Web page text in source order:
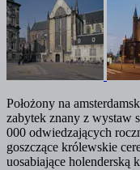
Położony na
zabytek znany z wystaw
000 odwiedzających
goszczące królewskie
uosabiające holenderską